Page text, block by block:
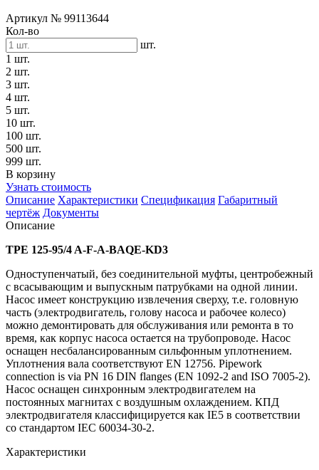
Артикул № 99113644
Кол-во
шт.
1 шт.
2 шт.
3 шт.
4 шт.
5 шт.
10 шт.
100 шт.
500 шт.
999 шт.
В корзину
Узнать стоимость
Описание Характеристики Спецификация Габаритный
чертёж Документы
Описание
TPE 125-95/4 A-F-A-BAQE-KD3
Одноступенчатый, без соединительной муфты, центробежный
с всасывающим и выпускным патрубками на одной линии.
Насос имеет конструкцию извлечения сверху, т.е. головную
часть (электродвигатель, голову насоса и рабочее колесо)
можно демонтировать для обслуживания или ремонта в то
время, как корпус насоса остается на трубопроводе. Насос
оснащен несбалансированным сильфонным уплотнением.
Уплотнения вала соответствуют EN 12756. Pipework
connection is via PN 16 DIN flanges (EN 1092-2 and ISO 7005-2).
Насос оснащен синхронным электродвигателем на
постоянных магнитах с воздушным охлаждением. КПД
электродвигателя классифицируется как IE5 в соответствии
со стандартом IEC 60034-30-2.
Характеристики